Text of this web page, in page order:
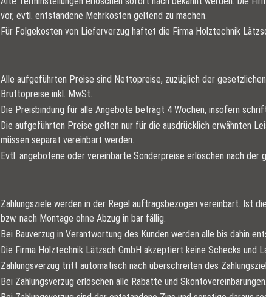
vor, evtl. entstandene Mehrkosten geltend zu machen.
Für Folgekosten von Lieferverzug haftet die Firma Holztechnik
Alle aufgeführten Preise sind Nettopreise, zuzüglich der
Bruttopreise inkl. MwSt.
Die Preisbindung für alle Angebote beträgt 4 Wochen, insofern
Die aufgeführten Preise gelten nur für die ausdrücklich erwähnten
müssen separat vereinbart werden.
Evtl. angebotene oder vereinbarte Sonderpreise erlöschen nach der
Zahlungsziele werden in der Regel auftragsbezogen vereinbart. Ist
bzw. nach Montage ohne Abzug in bar fällig.
Bei Bauverzug in Verantwortung des Kunden werden alle bis dahin
Die Firma Holztechnik Lätzsch GmbH akzeptiert keine Schecks und
Zahlungsverzug tritt automatisch nach überschreiten des
Bei Zahlungsverzug erlöschen alle Rabatte und Skontovereinbarungen.